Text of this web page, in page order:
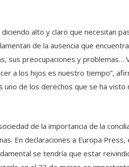
alto y claro que necesitan
de la ausencia que
sus preocupaciones y problemas…
a los hijos es nuestro tiempo”,
uno de los derechos que se ha visto
de la importancia de la
En declaraciones a Europa Press,
se tendría que estar